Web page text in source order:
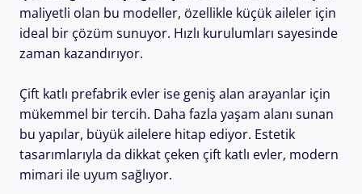
maliyetli olan bu modeller, özellikle küçük aileler için
ideal bir çözüm sunuyor. Hızlı kurulumları sayesinde
zaman kazandırıyor.
Çift katlı prefabrik evler ise geniş alan arayanlar için
mükemmel bir tercih. Daha fazla yaşam alanı sunan
bu yapılar, büyük ailelere hitap ediyor. Estetik
tasarımlarıyla da dikkat çeken çift katlı evler, modern
mimari ile uyum sağlıyor.